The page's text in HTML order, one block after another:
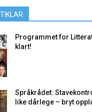
Programmet for
klart!
Språkrådet:
like dårlege – bryt